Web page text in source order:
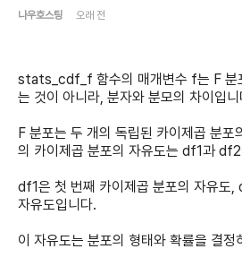
나우호스팅 오래 전
stats_cdf_f 함수의 매개변수 f는 F 분
는 것이 아니라, 분자와 분모의 차이입니
F 분포는 두 개의 독립된 카이제곱 분
의 카이제곱 분포의 자유도는 df1과
df1은 첫 번째 카이제곱 분포의 자유도
자유도입니다.
이 자유도는 분포의 형태와 확률을 결정